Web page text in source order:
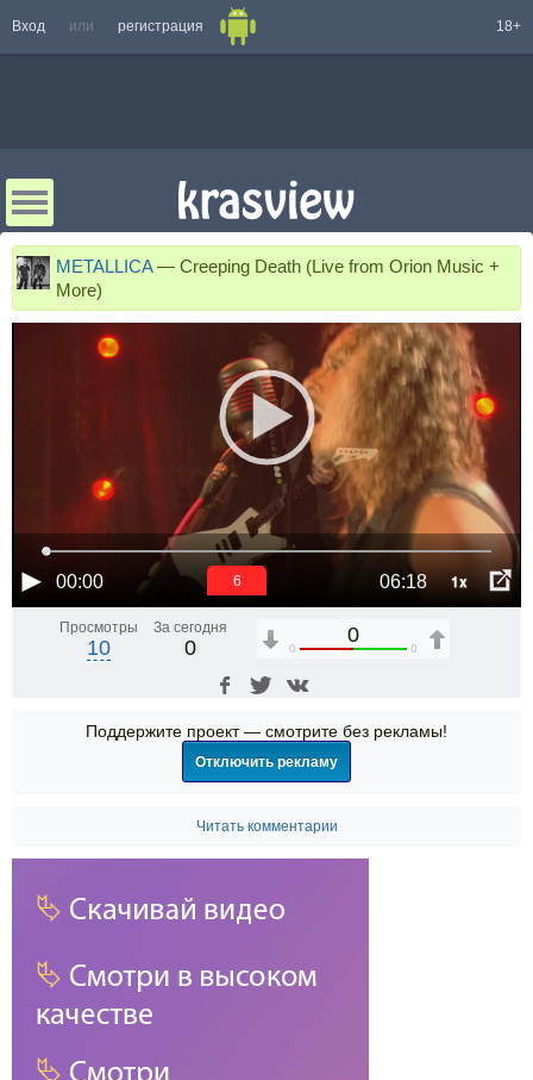
Вход или регистрация 18+
METALLICA — Creeping Death (Live from Orion Music +
More)
00:00 06:18 1x
6
Просмотры
10
За сегодня
0
0
0 0
Поддержите проект — смотрите без рекламы!
Отключить рекламу
Читать комментарии